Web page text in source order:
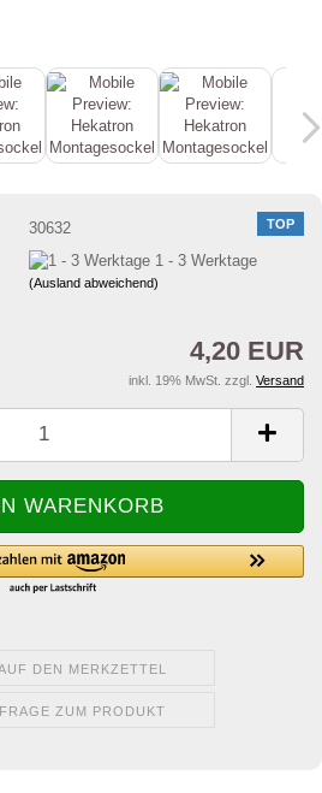
TOP
30632
1 - 3 Werktage
(Ausland abweichend)
4,20 EUR
inkl. 19% MwSt. zzgl. Versand
DEN MERKZETTEL
FRAGE ZUM PRODUKT